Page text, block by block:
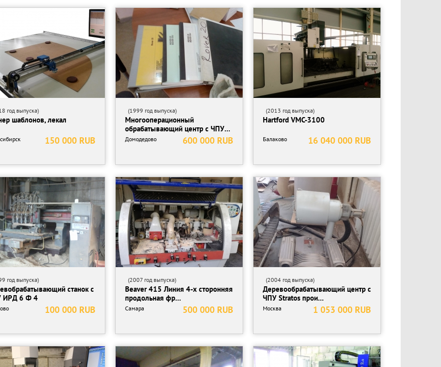
год выпуска)
шаблонов, лекал
150 000 RUB
(1999 год выпуска)
Многооперационный
обрабатывающий центр с ЧПУ...
600 000 RUB
Домодедово
(2013 год выпуска)
Hartford VMC-3100
16 040 000 RUB
Балаково
год выпуска)
станок с
ИРД 6 Ф 4
100 000 RUB
(2007 год выпуска)
Beaver 415 Линия 4-х сторонняя
продольная фр...
500 000 RUB
Самара
(2004 год выпуска)
Деревообрабатывающий центр с
ЧПУ Stratos прои...
1 053 000 RUB
Москва